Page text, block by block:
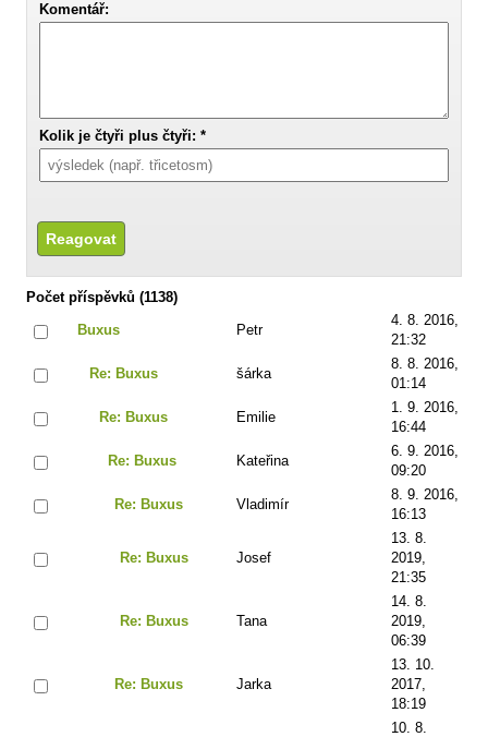
Komentář:
Kolik je čtyři plus čtyři: *
Počet příspěvků (1138)
Buxus
Petr
4. 8. 2016,
21:32
Re: Buxus šárka
8. 8. 2016,
01:14
Re: Buxus Emilie
1. 9. 2016,
16:44
Re: Buxus Kateřina
6. 9. 2016,
09:20
Re: Buxus Vladimír
8. 9. 2016,
16:13
Re: Buxus Josef
13. 8.
2019,
21:35
Re: Buxus Tana
14. 8.
2019,
06:39
Re: Buxus Jarka
13. 10.
2017,
18:19
10. 8.